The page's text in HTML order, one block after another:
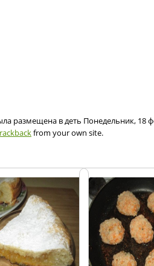
размещена в деть Понедельник, 18
from your own site.